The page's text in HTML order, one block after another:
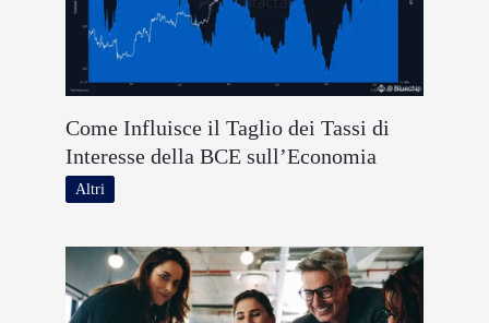
Come Influisce il Taglio dei Tassi di
Interesse della BCE sull’Economia
Altri